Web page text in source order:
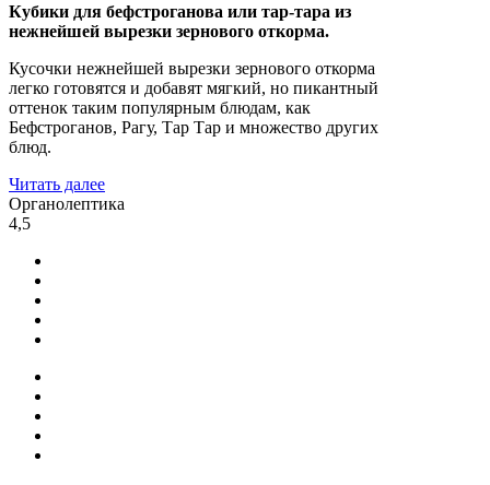
Кубики для бефстроганова или тар-тара из
нежнейшей вырезки зернового откорма.
Кусочки нежнейшей вырезки зернового откорма
легко готовятся и добавят мягкий, но пикантный
оттенок таким популярным блюдам, как
Бефстроганов, Рагу, Тар Тар и множество других
блюд.
Читать далее
Органолептика
4,5